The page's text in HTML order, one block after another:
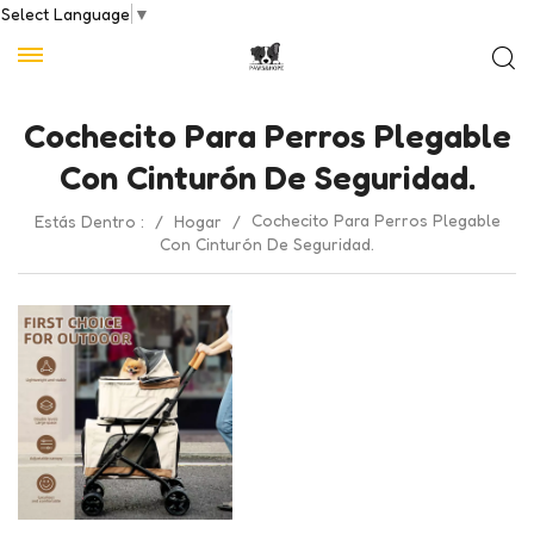
Select Language ▼
Cochecito Para Perros Plegable
Con Cinturón De Seguridad.
Estás Dentro : / Hogar /
Cochecito Para Perros Plegable
Con Cinturón De Seguridad.